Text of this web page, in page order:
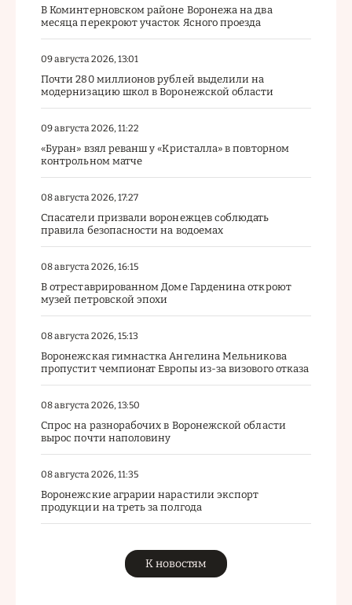
В Коминтерновском районе Воронежа на два
месяца перекроют участок Ясного проезда
09 августа 2026, 13:01
Почти 280 миллионов рублей выделили на
модернизацию школ в Воронежской области
09 августа 2026, 11:22
«Буран» взял реванш у «Кристалла» в повторном
контрольном матче
08 августа 2026, 17:27
Спасатели призвали воронежцев соблюдать
правила безопасности на водоемах
08 августа 2026, 16:15
В отреставрированном Доме Гарденина откроют
музей петровской эпохи
08 августа 2026, 15:13
Воронежская гимнастка Ангелина Мельникова
пропустит чемпионат Европы из-за визового отказа
08 августа 2026, 13:50
Спрос на разнорабочих в Воронежской области
вырос почти наполовину
08 августа 2026, 11:35
Воронежские аграрии нарастили экспорт
продукции на треть за полгода
К новостям